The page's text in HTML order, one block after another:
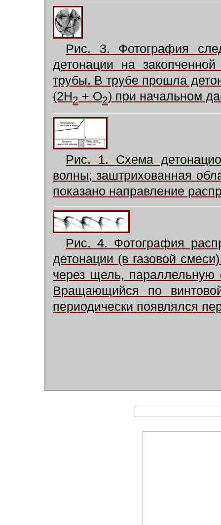
Рис. 3. Фотография
детонации на
трубы. В трубе прошла
(2H2 + O2) при начальном
Рис. 1. Схема
волны; заштрихованная
показано направление
Рис. 4. Фотография
детонации (в газовой
через щель,
Вращающийся по
периодически появлялся